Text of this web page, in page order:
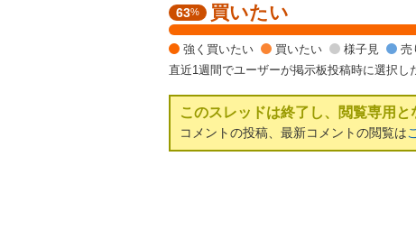
強
く
買
い
い
.
63% 買いたい
強く買いたい 買いたい 様子見 売
直近1週間でユーザーが掲示板投稿時に選択し
このスレッドは終了し、閲覧専用と
コメントの投稿、最新コメントの閲覧は